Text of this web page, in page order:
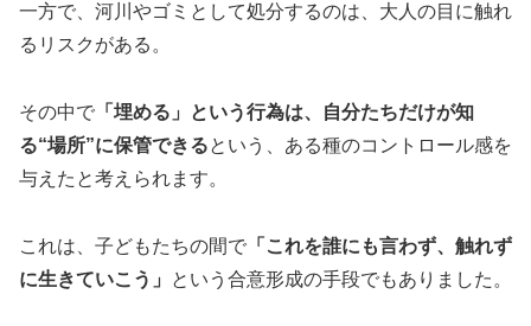
一方で、河川やゴミとして処分するのは、大人の目に触れ
るリスクがある。
その中で 「埋める」という行為は、自分たちだけが知
る“場所”に保管できるという、ある種のコントロール感を
与えたと考えられます。
これは、子どもたちの間で 「これを誰にも言わず、触れず
に生きていこう」
という合意形成の手段でもありました。